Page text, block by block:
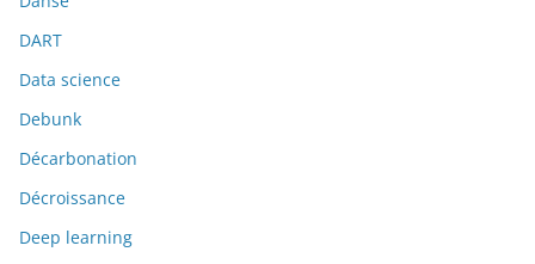
DART
Data science
Debunk
Décarbonation
Décroissance
Deep learning